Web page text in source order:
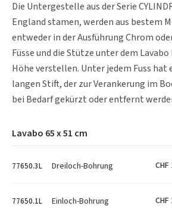
Die Untergestelle aus der Serie
England stamen, werden aus bestem
entweder in der Ausführung Chrom
Füsse und die Stütze unter dem
Höhe verstellen. Unter jedem Fuss hat
langen Stift, der zur Verankerung im
bei Bedarf gekürzt oder entfernt
Lavabo 65 x 51 cm
77650.3L Dreiloch-Bohrung
77650.1L Einloch-Bohrung